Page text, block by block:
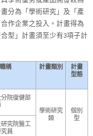
分為「學術研究」及「產
作企業之投入。計畫得為
型」計畫須至少有3項子計
職稱 計畫類別
計畫
型態
院復健部
學術研究
類
個別
型
研究院醫工
員